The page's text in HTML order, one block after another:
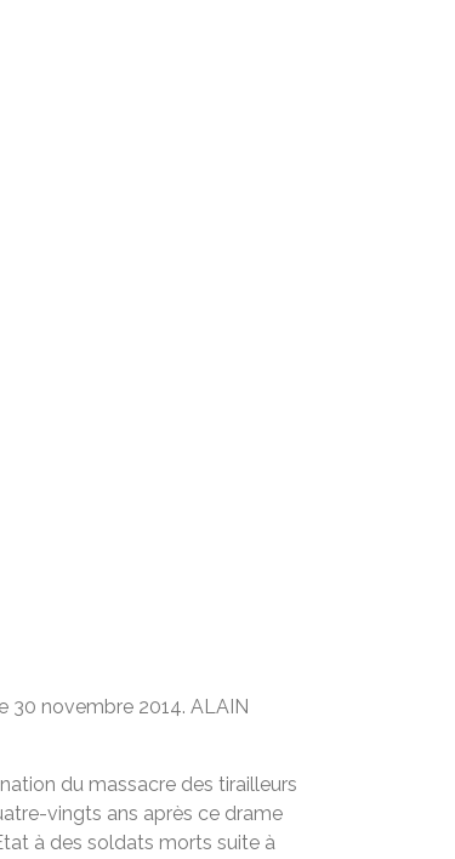
30 novembre 2014. ALAIN
du massacre des tirailleurs
vingts ans après ce drame
à des soldats morts suite à